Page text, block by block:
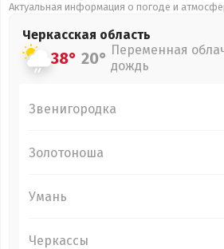
Актуальная информация о погоде и
Черкасская область
38° 20° Переменная
дождь
Звенигородка
Золотоноша
Умань
Черкассы